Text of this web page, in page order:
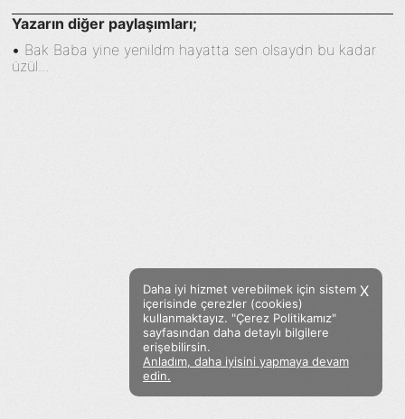
Facebook Twitter Instagram
Sözümoki © 2020 - V.8
Yazarın diğer paylaşımları;
• Bak Baba yine yenildm hayatta sen olsaydn bu kadar
üzül...
X
Daha iyi hizmet verebilmek için sistem
içerisinde çerezler (cookies)
kullanmaktayız. "Çerez Politikamız"
sayfasından daha detaylı bilgilere
erişebilirsin.
Anladım, daha iyisini yapmaya devam
edin.